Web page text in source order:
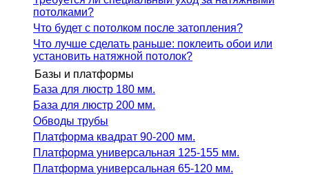
потолками?
Что будет с потолком после затопления?
Что лучше сделать раньше: поклеить обои или
установить натяжной потолок?
Базы и платформы
База для люстр 180 мм.
База для люстр 200 мм.
Обводы трубы
Платформа квадрат 90-200 мм.
Платформа универсальная 125-155 мм.
Платформа универсальная 65-120 мм.